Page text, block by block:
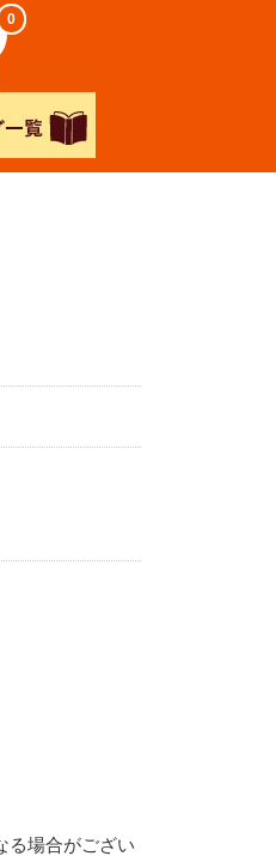
0
る場合がござい